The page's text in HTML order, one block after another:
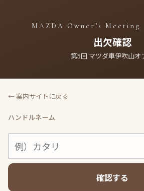
MAZDA Owner’s Meeting
出欠確認
第5回 マツダ車伊吹山オ
← 案内サイトに戻る
ハンドルネーム
確認する